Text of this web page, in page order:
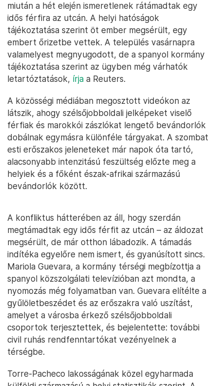
miután a hét elején ismeretlenek rátámadtak egy
idős férfira az utcán. A helyi hatóságok
tájékoztatása szerint öt ember megsérült, egy
embert őrizetbe vettek. A település vasárnapra
valamelyest megnyugodott, de a spanyol kormány
tájékoztatása szerint az ügyben még várhatók
letartóztatások, írja a Reuters.
A közösségi médiában megosztott videókon az
látszik, ahogy szélsőjobboldali jelképeket viselő
férfiak és marokkói zászlókat lengető bevándorlók
dobálnak egymásra különféle tárgyakat. A szombat
esti erőszakos jeleneteket már napok óta tartó,
alacsonyabb intenzitású feszültség előzte meg a
helyiek és a főként észak-afrikai származású
bevándorlók között.
A konfliktus hátterében az áll, hogy szerdán
megtámadtak egy idős férfit az utcán – az áldozat
megsérült, de már otthon lábadozik. A támadás
indítéka egyelőre nem ismert, és gyanúsított sincs.
Mariola Guevara, a kormány térségi megbízottja a
spanyol közszolgálati televízióban azt mondta, a
nyomozás még folyamatban van. Guevara elítélte a
gyűlöletbeszédet és az erőszakra való uszítást,
amelyet a városba érkező szélsőjobboldali
csoportok terjesztettek, és bejelentette: további
civil ruhás rendfenntartókat vezényelnek a
térségbe.
Torre-Pacheco lakosságának közel egyharmada